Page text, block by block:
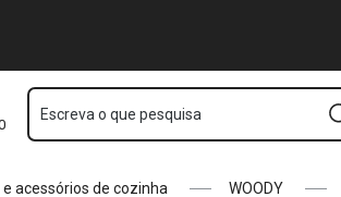
Escreva o que pesquisa
acessórios de cozinha WOODY